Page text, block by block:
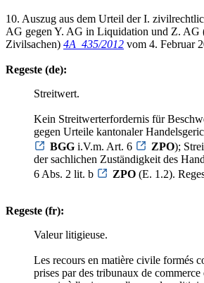
10. Auszug aus dem Urteil der I.
AG gegen Y. AG in Liquidation und Z. AG
Zivilsachen) 4A_435/2012 vom 4. Februar
Regeste (de):
Streitwert.
Kein Streitwerterfordernis für
gegen Urteile kantonaler
BGG i.V.m. Art. 6 ZPO);
der sachlichen Zuständigkeit des
6 Abs. 2 lit. b
ZPO (E. 1.2).
Regeste (fr):
Valeur litigieuse.
Les recours en matière civile formés
prises par des tribunaux de